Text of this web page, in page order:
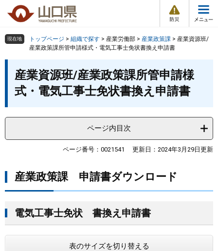
の
頭
ー
飛
情
報
メ
ュ
組織で探す
教育・文化・スポーツ
しごと・産業・観光
まちづくり
検索の仕方 組織で探す サイトマップで探す
現在地 トップページ > 組織で探す > 産業労働部 > 産業政策課 > 産業資源班/
産業政策課所管申請様式・電気工事士免状書換え申請書
産業資源班/産業政策課所管申請様
式・電気工事士免状書換え申請書
ページ内目次
ページ番号：0021541 更新日：2024年3月29日更新
産業政策課 申請書ダウンロード
電気工事士免状 書換え申請書
表のサイズを切り替える